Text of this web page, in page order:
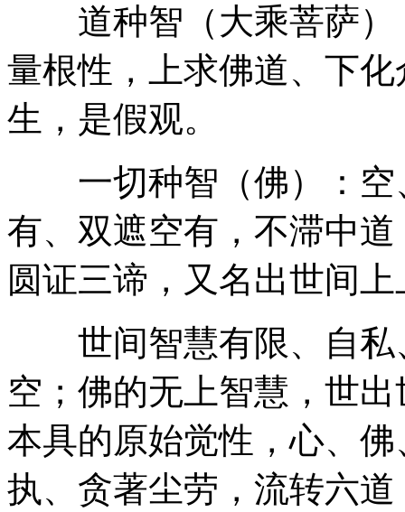
道种智（大乘菩萨）
量根性，上求佛道、下
生，是假观。
一切种智（佛）：空
有、双遮空有，不滞中
圆证三谛，又名出世间
世间智慧有限、自私
空；佛的无上智慧，世
本具的原始觉性，心、
执、贪著尘劳，流转六